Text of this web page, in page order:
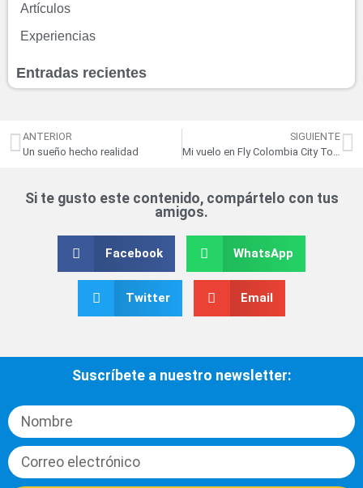
Artículos
Experiencias
Entradas recientes
ANTERIOR
Un sueño hecho realidad
SIGUIENTE
Si te gusto este contenido, compártelo con tus
amigos.
Facebook WhatsApp
Twitter Email
Suscríbete a nuestro newsletter: